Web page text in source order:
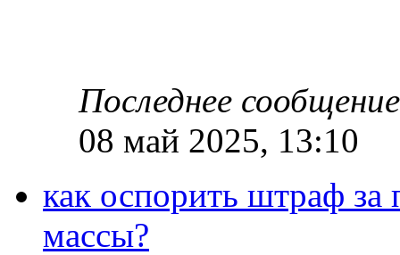
Последнее
08 май 2025, 13:10
как оспорить штраф за
массы?